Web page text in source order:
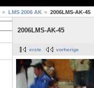
LMS 2006 AK 2006LMS-AK-45
2006LMS-AK-45
erste vorherige